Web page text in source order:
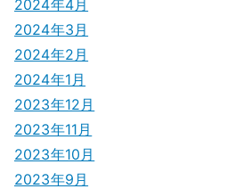
2024年4月
2024年3月
2024年2月
2024年1月
2023年12月
2023年11月
2023年10月
2023年9月